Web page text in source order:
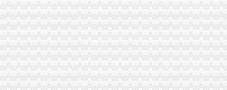
一季度全市重庆税务注销市场中介组织发展开局良好
波局重庆分公司注销长对非公经济建工作提出六点要求